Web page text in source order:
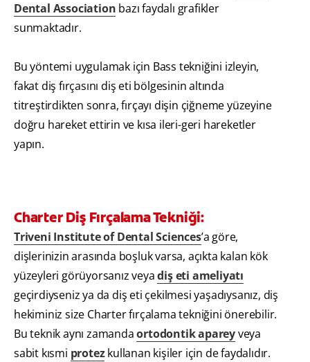
Dental Association bazı faydalı grafikler
sunmaktadır.
Bu yöntemi uygulamak için Bass tekniğini izleyin,
fakat diş fırçasını diş eti bölgesinin altında
titreştirdikten sonra, fırçayı dişin çiğneme yüzeyine
doğru hareket ettirin ve kısa ileri-geri hareketler
yapın.
Charter Diş Fırçalama Tekniği:
Triveni Institute of Dental Sciences’a göre,
dişlerinizin arasında boşluk varsa, açıkta kalan kök
yüzeyleri görüyorsanız veyadiş eti ameliyatı
geçirdiyseniz ya da diş eti çekilmesi yaşadıysanız, diş
hekiminiz size Charter fırçalama tekniğini önerebilir.
Bu teknik aynı zamandaortodontik apareyveya
sabit kısmi protezkullanan kişiler için de faydalıdır.